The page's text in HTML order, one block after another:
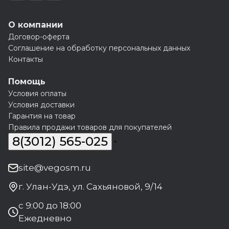
О компании
Договор-оферта
Соглашение на обработку персональных данных
Контакты
Помощь
Условия оплаты
Условия доставки
Гарантия на товар
Правила продажи товаров для покупателей
8(3012) 565-025
site@vegosm.ru
г. Улан-Удэ, ул. Сахьяновой, 9/14
с 9:00 до 18:00
Ежедневно